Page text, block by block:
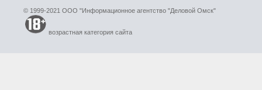
© 1999-2021 ООО "Информационное агентство "Деловой Омск"
возрастная категория сайта